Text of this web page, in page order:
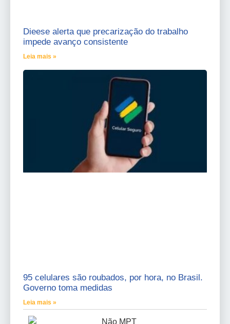
Dieese alerta que precarização do trabalho
impede avanço consistente
Leia mais »
95 celulares são roubados, por hora, no Brasil.
Governo toma medidas
Leia mais »